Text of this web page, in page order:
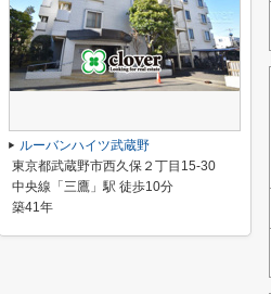
ルーバンハイツ武蔵野
東京都武蔵野市西久保２丁目15-30
中央線「三鷹」駅 徒歩10分
築41年